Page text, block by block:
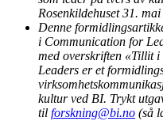
Rosenkildehuset 31.
Denne
i Communication for
med overskriften «Tillit
Leaders er et
kultur ved BI. Trykt
til forskning@bi.no (så